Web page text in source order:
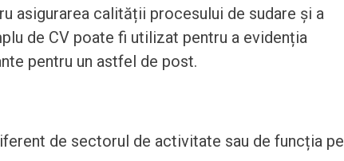
asigurarea calității procesului de sudare și a
de CV poate fi utilizat pentru a evidenția
pentru un astfel de post.
de sectorul de activitate sau de funcția pe